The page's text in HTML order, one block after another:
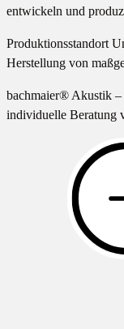
entwickeln und
Produktionsstandort
Herstellung von
bachmaier® Akustik –
individuelle Beratung